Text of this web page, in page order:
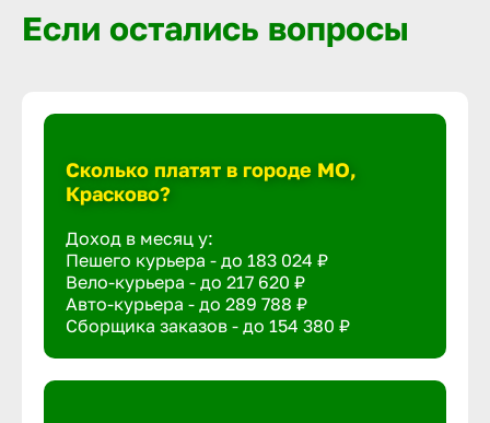
Если остались вопросы
Сколько платят в городе МО,
Красково?
Доход в месяц у:
Пешего курьера - до 183 024 ₽
Вело-курьера - до 217 620 ₽
Авто-курьера - до 289 788 ₽
Сборщика заказов - до 154 380 ₽